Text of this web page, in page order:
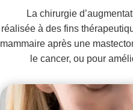
La chirurgie
réalisée à des fins
mammaire après une
le cancer, ou pour